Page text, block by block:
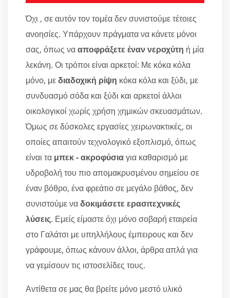
Όχι , σε αυτόν τον τομέα δεν συνιστούμε τέτοιες
ανοησίες. Υπάρχουν πράγματα να κάνετε μόνοι
σας, όπως νααποφράξετε έναν νεροχύτη ή μία
λεκάνη. Οι τρόποι είναι αρκετοί: Με κόκα κόλα
μόνο, μεδιαδοχική ρίψη κόκα κόλα και ξύδι, με
συνδυασμό σόδα και ξύδι και αρκετοί άλλοι
οικολογικοί χωρίς χρήση χημικών σκευασμάτων.
Όμως σε δύσκολες εργασίες χειρωνακτικές, οι
οποίες απαιτούν τεχνολογικό εξοπλισμό, όπως
είναι τα μπεκ - ακροφύσιαγια καθαρισμό με
υδροβολή του πιο απομακρυσμένου σημείου σε
έναν βόθρο, ένα φρεάτιο σε μεγάλο βάθος, δεν
συνιστούμε ναδοκιμάσετε ερασιτεχνικές
λύσεις. Εμείς είμαστε όχι μόνο σοβαρή εταιρεία
στο Γαλάτσι με υπηλλήλους έμπειρους και δεν
γράφουμε, όπως κάνουν άλλοι, άρθρα απλά για
να γεμίσουν τις ιστοσελίδες τους.
Αντίθετα σε μας θα βρείτε μόνο μεστό υλικό